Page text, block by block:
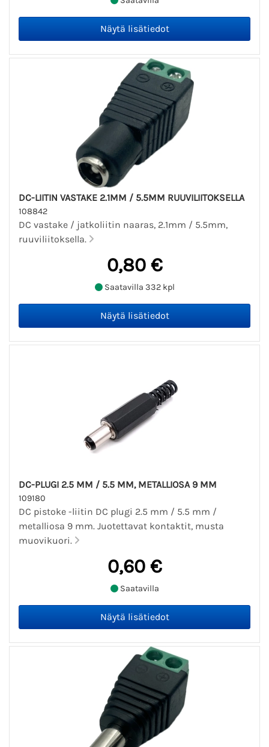
DC-LIITIN VASTAKE 2.1MM / 5.5MM RUUVILIITOKSELLA
108842
DC vastake / jatkoliitin naaras, 2.1mm / 5.5mm,
ruuviliitoksella.
0,80 €
Saatavilla 332 kpl
DC-PLUGI 2.5 MM / 5.5 MM, METALLIOSA 9 MM
109180
DC pistoke -liitin DC plugi 2.5 mm / 5.5 mm /
metalliosa 9 mm. Juotettavat kontaktit, musta
muovikuori.
0,60 €
Saatavilla